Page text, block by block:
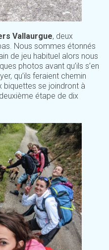
Vallaurgue, deux
Nous sommes étonnés
de jeu habituel alors nous
photos avant qu’ils s’en
qu’ils feraient chemin
biquettes se joindront à
étape de dix